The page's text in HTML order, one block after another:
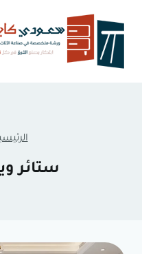
المحتوى
ستائر